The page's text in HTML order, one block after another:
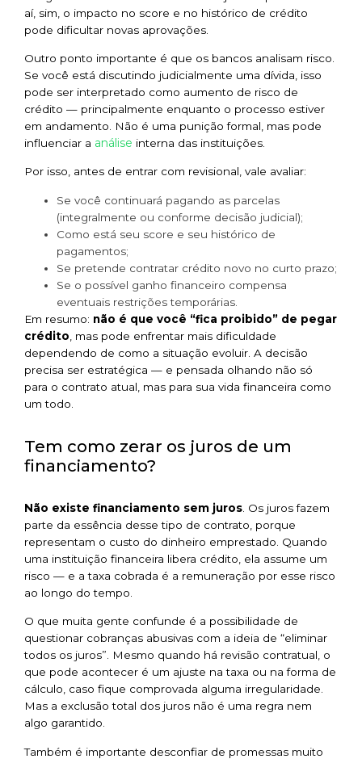
aí, sim, o impacto no score e no histórico de crédito
pode dificultar novas aprovações.
Outro ponto importante é que os bancos analisam risco.
Se você está discutindo judicialmente uma dívida, isso
pode ser interpretado como aumento de risco de
crédito — principalmente enquanto o processo estiver
em andamento. Não é uma punição formal, mas pode
influenciar a análise interna das instituições.
Por isso, antes de entrar com revisional, vale avaliar:
Se você continuará pagando as parcelas
(integralmente ou conforme decisão judicial);
Como está seu score e seu histórico de
pagamentos;
Se pretende contratar crédito novo no curto prazo;
Se o possível ganho financeiro compensa
eventuais restrições temporárias.
Em resumo: não é que você “fica proibido” de pegar
crédito , mas pode enfrentar mais dificuldade
dependendo de como a situação evoluir. A decisão
precisa ser estratégica — e pensada olhando não só
para o contrato atual, mas para sua vida financeira como
um todo.
Tem como zerar os juros de um
financiamento?
Não existe financiamento sem juros . Os juros fazem
parte da essência desse tipo de contrato, porque
representam o custo do dinheiro emprestado. Quando
uma instituição financeira libera crédito, ela assume um
risco — e a taxa cobrada é a remuneração por esse risco
ao longo do tempo.
O que muita gente confunde é a possibilidade de
questionar cobranças abusivas com a ideia de “eliminar
todos os juros”. Mesmo quando há revisão contratual, o
que pode acontecer é um ajuste na taxa ou na forma de
cálculo, caso fique comprovada alguma irregularidade.
Mas a exclusão total dos juros não é uma regra nem
algo garantido.
Também é importante desconfiar de promessas muito